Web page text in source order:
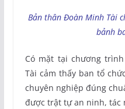
Bản thân Đoàn Minh Tài
bảnh
Có mặt tại chương
Tài cảm thấy ban tổ
chuyên nghiệp đúng
được trật tự an ninh, tác